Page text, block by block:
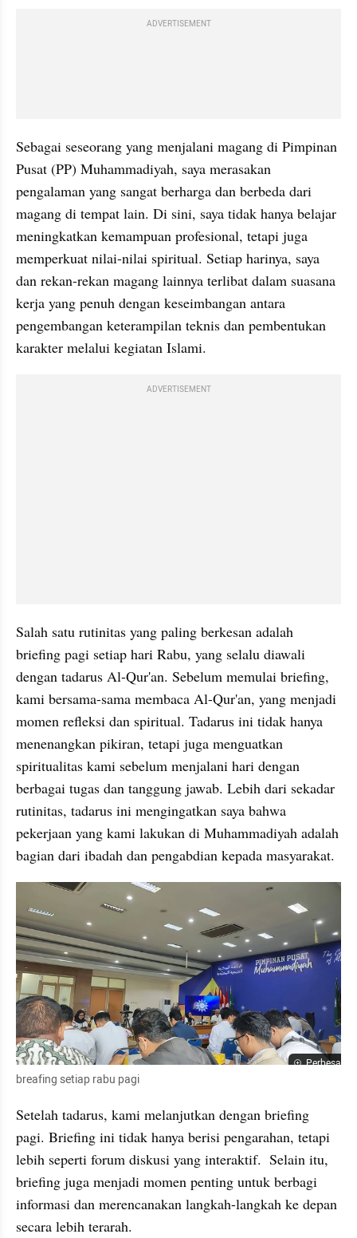
ADVERTISEMENT
Sebagai seseorang yang menjalani magang di Pimpinan
Pusat (PP) Muhammadiyah, saya merasakan
pengalaman yang sangat berharga dan berbeda dari
magang di tempat lain. Di sini, saya tidak hanya belajar
meningkatkan kemampuan profesional, tetapi juga
memperkuat nilai-nilai spiritual. Setiap harinya, saya
dan rekan-rekan magang lainnya terlibat dalam suasana
kerja yang penuh dengan keseimbangan antara
pengembangan keterampilan teknis dan pembentukan
karakter melalui kegiatan Islami.
ADVERTISEMENT
Salah satu rutinitas yang paling berkesan adalah
briefing pagi setiap hari Rabu, yang selalu diawali
dengan tadarus Al-Qur'an. Sebelum memulai briefing,
kami bersama-sama membaca Al-Qur'an, yang menjadi
momen refleksi dan spiritual. Tadarus ini tidak hanya
menenangkan pikiran, tetapi juga menguatkan
spiritualitas kami sebelum menjalani hari dengan
berbagai tugas dan tanggung jawab. Lebih dari sekadar
rutinitas, tadarus ini mengingatkan saya bahwa
pekerjaan yang kami lakukan di Muhammadiyah adalah
bagian dari ibadah dan pengabdian kepada masyarakat.
Perbesar
breafing setiap rabu pagi
Setelah tadarus, kami melanjutkan dengan briefing
pagi. Briefing ini tidak hanya berisi pengarahan, tetapi
lebih seperti forum diskusi yang interaktif.  Selain itu,
briefing juga menjadi momen penting untuk berbagi
informasi dan merencanakan langkah-langkah ke depan
secara lebih terarah.